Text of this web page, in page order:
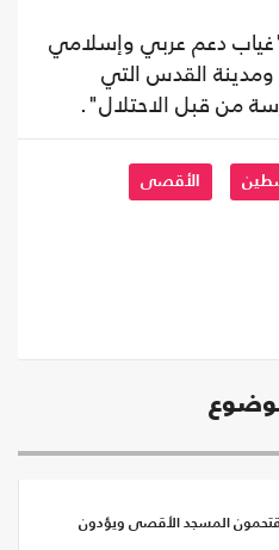
دعم عربي وإسلامي
القدس التي
من قبل الاحتلال".
الأقصى
المسجد الأقصى ويؤدون